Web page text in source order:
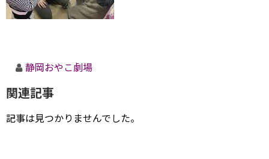
静岡おやこ劇場
関連記事
記事は見つかりませんでした。